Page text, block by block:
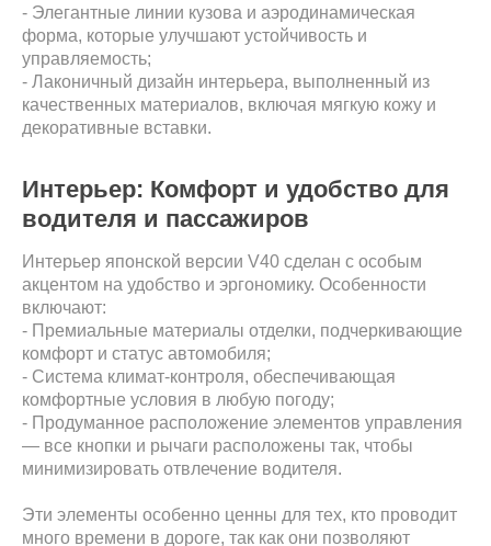
- Элегантные линии кузова и аэродинамическая
форма, которые улучшают устойчивость и
управляемость;
- Лаконичный дизайн интерьера, выполненный из
качественных материалов, включая мягкую кожу и
декоративные вставки.
Интерьер: Комфорт и удобство для
водителя и пассажиров
Интерьер японской версии V40 сделан с особым
акцентом на удобство и эргономику. Особенности
включают:
- Премиальные материалы отделки, подчеркивающие
комфорт и статус автомобиля;
- Система климат-контроля, обеспечивающая
комфортные условия в любую погоду;
- Продуманное расположение элементов управления
— все кнопки и рычаги расположены так, чтобы
минимизировать отвлечение водителя.
Эти элементы особенно ценны для тех, кто проводит
много времени в дороге, так как они позволяют